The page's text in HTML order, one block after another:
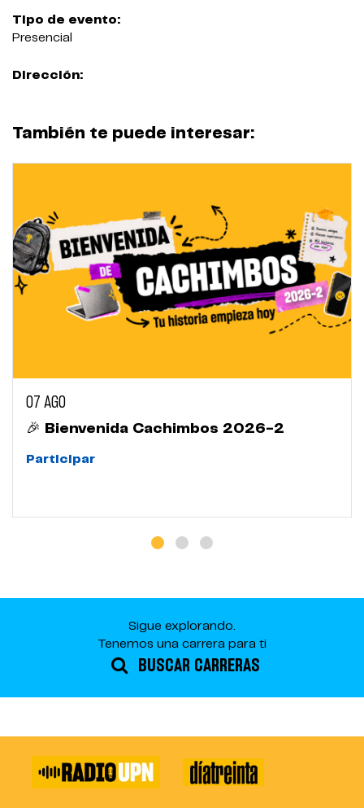
Tipo de evento:
Presencial
Dirección:
También te puede interesar:
07 AGO
🎉 Bienvenida Cachimbos 2026-2
Participar
Sigue explorando.
Tenemos una carrera para ti
BUSCAR CARRERAS